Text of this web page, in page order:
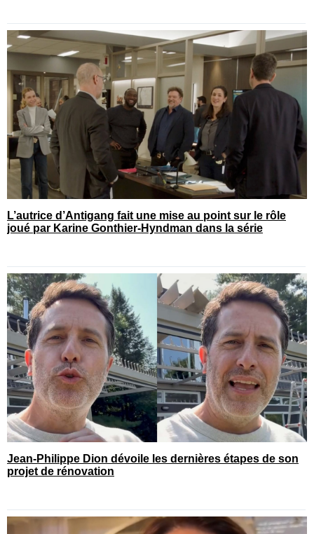
L’autrice d’Antigang fait une mise au point sur le rôle
joué par Karine Gonthier-Hyndman dans la série
Jean-Philippe Dion dévoile les dernières étapes de son
projet de rénovation